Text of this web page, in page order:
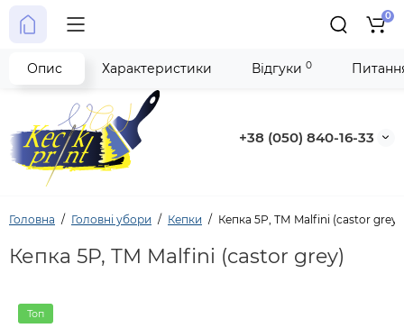
+38 (050) 840-16-33
0
Головна Головні убори Кепки Кепка 5P, ТМ Malfini (castor grey)
Кепка 5P, ТМ Malfini (castor grey)
Топ
Опис Характеристики Відгуки 0